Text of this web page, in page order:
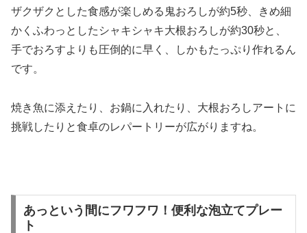
ザクザクとした食感が楽しめる鬼おろしが約5秒、きめ細
かくふわっとしたシャキシャキ大根おろしが約30秒と、
手でおろすよりも圧倒的に早く、しかもたっぷり作れるん
です。
焼き魚に添えたり、お鍋に入れたり、大根おろしアートに
挑戦したりと食卓のレパートリーが広がりますね。
あっという間にフワフワ！便利な泡立てプレー
ト